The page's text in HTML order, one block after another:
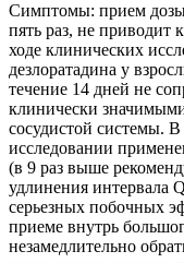
Симптомы: прием
пять раз, не
ходе клинических
дезлоратадина у
течение 14 дней не
клинически
сосудистой системы.
исследовании
(в 9 раз выше
удлинения интервала
серьезных побочных
приеме внутрь
незамедлительно